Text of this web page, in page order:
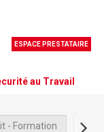
ESPACE PRESTATAIRE
au Travail
- Formation Être